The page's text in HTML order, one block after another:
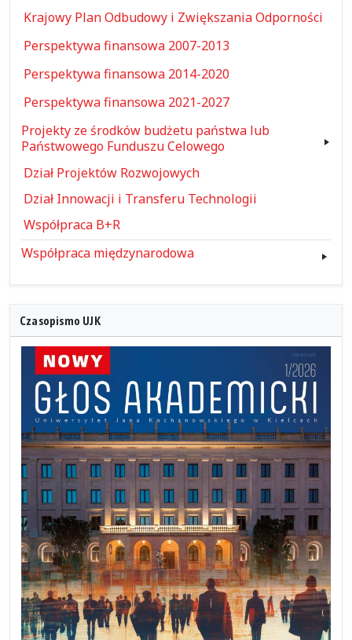
Krajowy Plan Odbudowy i Zwiększania Odporności
Perspektywa finansowa 2007-2013
Perspektywa finansowa 2014-2020
Perspektywa finansowa 2021-2027
Projekty ze środków budżetu państwa lub
Państwowego Funduszu Celowego
Dział Projektów Rozwojowych
Dział Innowacji i Transferu Technologii
Współpraca B+R
Współpraca międzynarodowa
Czasopismo UJK